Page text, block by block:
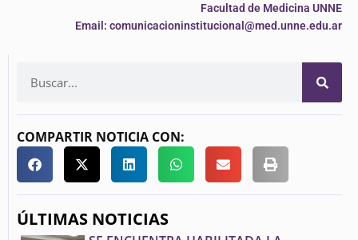
Facultad de Medicina UNNE
Email: comunicacioninstitucional@med.unne.edu.ar
COMPARTIR NOTICIA CON:
ÚLTIMAS NOTICIAS